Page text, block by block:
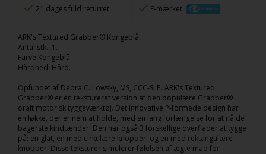
21 dages fuld returret E-mærket
ARK's Textured Grabber® Kongeblå
Antal stk.: 1.
Farve Kongeblå.
Hårdhed: Hård.
Opfundet af Debra C. Lowsky, MS, CCC-SLP. ARK's Textured
Grabber® er en tekstureret version af den populære Grabber®
oralt motorisk tyggeværktøj. Det innovative P-formede design har
en løkke, der er nem at holde, med en lang forlængelse for at nå de
bagerste kindtænder. Den har også 3 forskellige overflader at tygge
på: en glat, en med cirkulære knopper, og en med rektangulære
knopper. Disse teksturer simulerer følelsen af ægte mad for